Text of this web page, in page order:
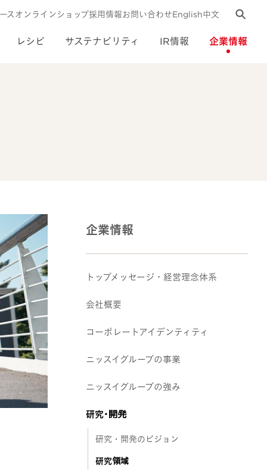
レシピ サステナビリティ IR情報 企業情報
スオンラインショップ採用情報お問い合わせEnglish中文
企業情報
トップメッセージ・経営理念体系
会社概要
コーポレートアイデンティティ
ニッスイグループの事業
ニッスイグループの強み
研究・開発
研究・開発のビジョン
研究領域